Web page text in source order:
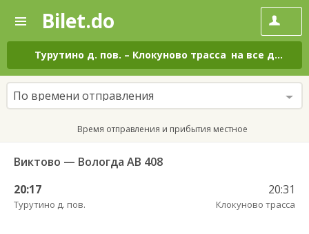
—
Поиск
и
покупка
билетов
на
автобус
онлайн
Bilet.do
Турутино д. пов. – Клокуново трасса на все дни
По времени отправления
Время отправления и прибытия местное
Виктово — Вологда АВ 408
20:17
Турутино д. пов.
20:31
Клокуново трасса